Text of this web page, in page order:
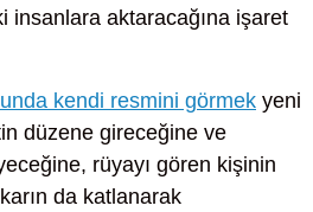
insanlara aktaracağına işaret
kendi resmini görmek yeni
düzene gireceğine ve
rüyayı gören kişinin
da katlanarak